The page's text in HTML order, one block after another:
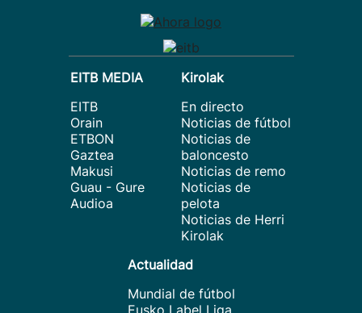
EITB MEDIA
EITB
Orain
ETBON
Gaztea
Makusi
Guau - Gure
Audioa
Kirolak
En directo
Noticias de fútbol
Noticias de
baloncesto
Noticias de remo
Noticias de
pelota
Noticias de Herri
Kirolak
Actualidad
Mundial de fútbol
Eusko Label Liga